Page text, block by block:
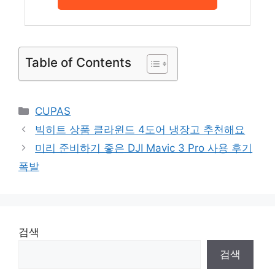
Table of Contents
Categories
CUPAS
빅히트 상품 클라윈드 4도어 냉장고 추천해요
미리 준비하기 좋은 DJI Mavic 3 Pro 사용 후기
폭발
검색
검색